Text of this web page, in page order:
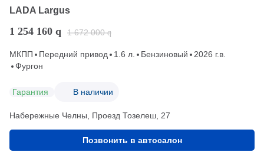
LADA Largus
1 254 160 q 1 672 000 q
МКПП Передний привод 1.6 л. Бензиновый
2026 г.в.
Фургон
Гарантия В наличии
Набережные Челны, Проезд ​Тозелеш, 27
Позвонить в автосалон